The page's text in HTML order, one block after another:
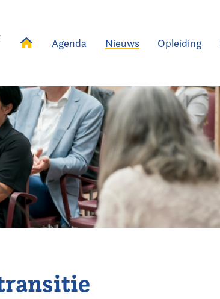
Agenda Nieuws Opleiding
Agenda Raadslid